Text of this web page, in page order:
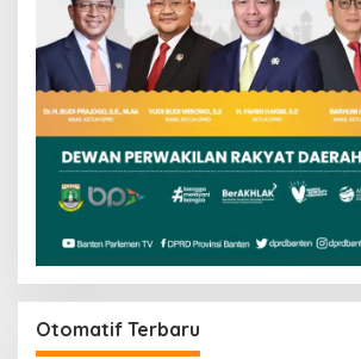
Otomatif Terbaru